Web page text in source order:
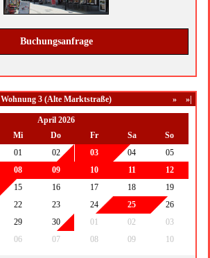
Buchungsanfrage
Wohnung 3 (Alte Marktstraße) » »|
April 2026
Mi Do Fr Sa
So
01 02 03 04
05
08 09 10 11
12
15 16 17 18
19
22 23 24 25
26
29 30 01 02
03
06 07 08 09 10